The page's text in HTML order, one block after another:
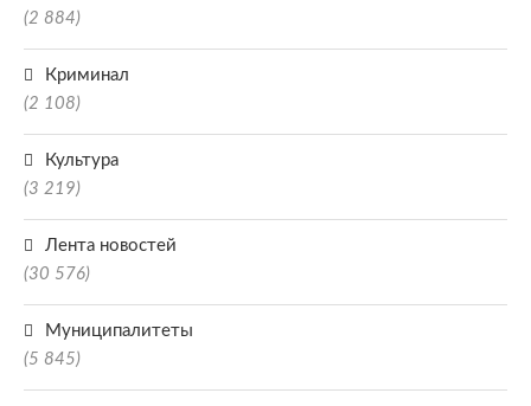
(2 884)
Криминал
(2 108)
Культура
(3 219)
Лента новостей
(30 576)
Муниципалитеты
(5 845)